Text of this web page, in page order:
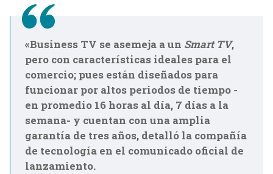
«Business TV se asemeja a un Smart TV,
pero con características ideales para el
comercio; pues están diseñados para
funcionar por altos periodos de tiempo -
en promedio 16 horas al día, 7 días a la
semana- y cuentan con una amplia
garantía de tres años, detalló la compañía
de tecnología en el comunicado oficial de
lanzamiento.